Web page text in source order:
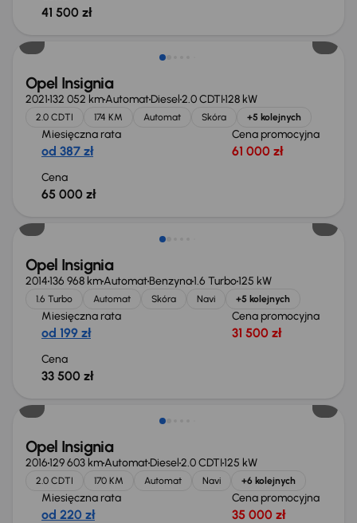
41 500 zł
Opel Insignia
2021132 052 kmAutomatDiesel2.0 CDTI128 kW
2.0 CDTI 174 KM Automat Skóra +5 kolejnych
Miesięczna rata
od 387 zł
Cena promocyjna
61 000 zł
Cena
65 000 zł
Opel Insignia
2014136 968 kmAutomatBenzyna1.6 Turbo125 kW
1.6 Turbo Automat Skóra Navi +5 kolejnych
Miesięczna rata
od 199 zł
Cena promocyjna
31 500 zł
Cena
33 500 zł
Opel Insignia
2016129 603 kmAutomatDiesel2.0 CDTI125 kW
2.0 CDTI 170 KM Automat Navi +6 kolejnych
Miesięczna rata
od 220 zł
Cena promocyjna
35 000 zł